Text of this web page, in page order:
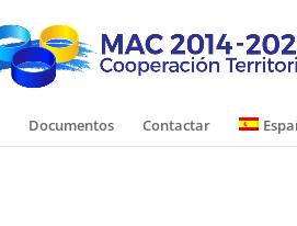
Documentos Contactar